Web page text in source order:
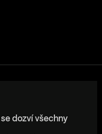
dozví všechny